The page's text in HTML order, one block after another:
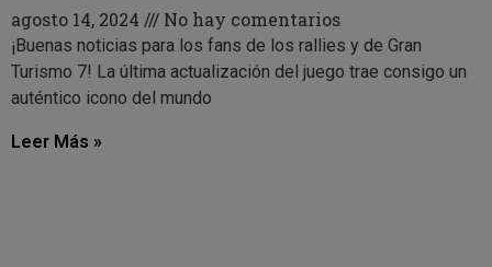
agosto 14, 2024 No hay comentarios
¡Buenas noticias para los fans de los rallies y de Gran
Turismo 7! La última actualización del juego trae consigo un
auténtico icono del mundo
Leer Más »